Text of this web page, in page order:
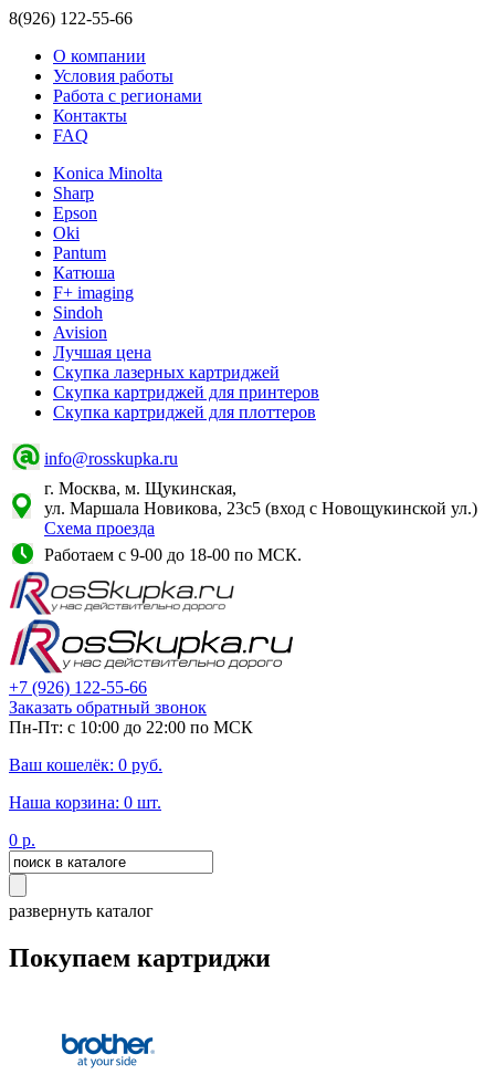
8(926) 122-55-66
О компании
Условия работы
Работа с регионами
Контакты
FAQ
Konica Minolta
Sharp
Epson
Oki
Pantum
Катюша
F+ imaging
Sindoh
Avision
Лучшая цена
Скупка лазерных картриджей
Скупка картриджей для принтеров
Скупка картриджей для плоттеров
info@rosskupka.ru
г. Москва, м. Щукинская,
ул. Маршала Новикова, 23с5 (вход с Новощукинской ул.)
Схема проезда
Работаем с 9-00 до 18-00 по МСК.
+7 (926) 122-55-66
Заказать обратный звонок
Пн-Пт: с 10:00 до 22:00 по МСК
Ваш кошелёк: 0 руб.
Наша корзина: 0 шт.
0 р.
развернуть каталог
Покупаем картриджи